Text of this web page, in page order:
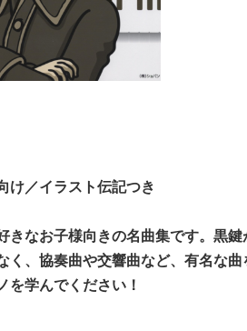
け／イラスト伝記つき
きなお子様向きの名曲集です。黒
く、協奏曲や交響曲など、有名な
を学んでください！